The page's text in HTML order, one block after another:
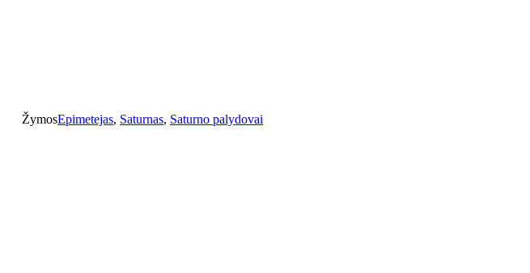
ŽymosEpimetejas, Saturnas, Saturno palydovai